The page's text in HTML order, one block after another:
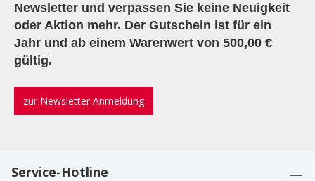
Newsletter und verpassen Sie keine Neuigkeit
oder Aktion mehr. Der Gutschein ist für ein
Jahr und ab einem Warenwert von 500,00 €
gültig.
zur Newsletter Anmeldung
Service-Hotline